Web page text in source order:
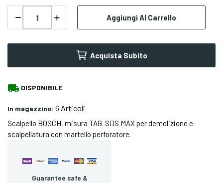
Aggiungi Al Carrello
Acquista Subito
local_shipping DISPONIBILE
In magazzino: 6 Articoli
Scalpello BOSCH, misura TAG. SDS MAX per demolizione e
scalpellatura con martello perforatore.
Guarantee safe &